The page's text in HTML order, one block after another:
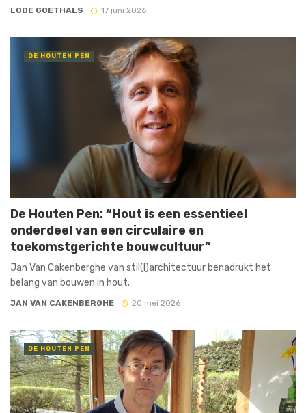
LODE GOETHALS 17 juni 2026
DE HOUTEN PEN
De Houten Pen: “Hout is een essentieel
onderdeel van een circulaire en
toekomstgerichte bouwcultuur”
Jan Van Cakenberghe van stil(l)architectuur benadrukt het
belang van bouwen in hout.
JAN VAN CAKENBERGHE 20 mei 2026
DE HOUTEN PEN